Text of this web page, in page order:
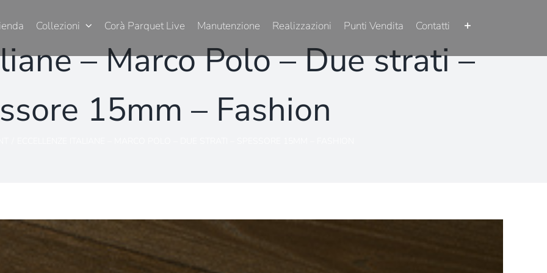
Collezioni Corà Parquet Live Manutenzione Realizzazioni Punti Vendita Contatti
– Marco Polo – Due strati –
15mm – Fashion